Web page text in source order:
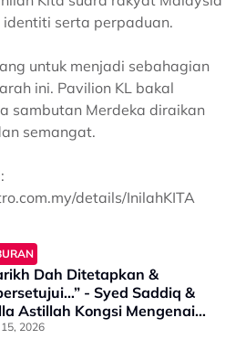
serta perpaduan.
untuk menjadi sebahagian
ini. Pavilion KL bakal
sambutan Merdeka diraikan
semangat.
details/InilahKITA
Dah Ditetapkan &
- Syed Saddiq &
Astillah Kongsi Mengenai
Perkahwinan
15, 2026